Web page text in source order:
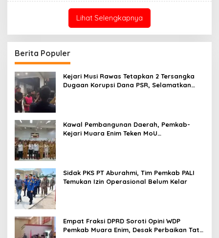
Lihat Selengkapnya
Berita Populer
Kejari Musi Rawas Tetapkan 2 Tersangka
Dugaan Korupsi Dana PSR, Selamatkan
Kawal Pembangunan Daerah, Pemkab-
Kejari Muara Enim Teken MoU
Sidak PKS PT Aburahmi, Tim Pemkab PALI
Temukan Izin Operasional Belum Kelar
Empat Fraksi DPRD Soroti Opini WDP
Pemkab Muara Enim, Desak Perbaikan Tata